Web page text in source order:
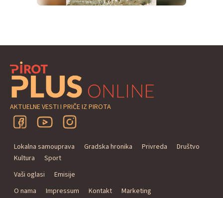
AKTUELNE VESTI I PRIČE IZ PIROTA
Lokalna samouprava Gradska hronika Privreda
Društvo
Kultura
Sport
Vaši oglasi
Emisije
O nama
Impressum Kontakt Marketing